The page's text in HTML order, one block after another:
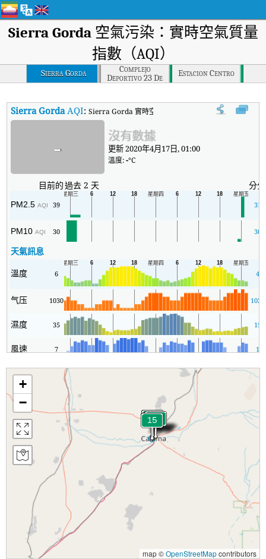
Sierra Gorda 空氣污染：實時空氣質量
指數（AQI）
Sierra Gorda
Complejo
Deportivo 23 De
Marzo
Estacion Centro
Sierra GordaAQI:Sierra Gorda 實時空氣質量指數（AQI）。
- 沒有數據
更新 2020年4月17日, 01:00
溫度:-°C
目前的過去 2 天 分
PM2.5AQI 39 31
PM10AQI 30 30
天氣訊息
溫度 6 4
气压 1030 1026
濕度 35 15
風速 7 1
+
−
map ©OpenStreetMapcontributors